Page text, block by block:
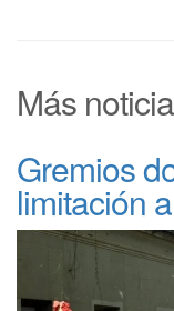
Más
Gremios
limitación